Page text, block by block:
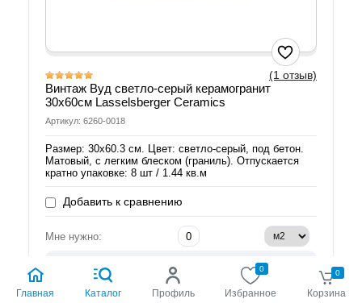
(1 отзыв)
Винтаж Вуд светло-серый керамогранит
30х60см Lasselsberger Ceramics
Артикул: 6260-0018
Размер: 30х60.3 см. Цвет: светло-серый, под бетон.
Матовый, с легким блеском (граниль). Отпускается
кратно упаковке: 8 шт / 1.44 кв.м
Добавить к сравнению
Мне нужно:
Акция: Скидки от объема
Главная Каталог Профиль
0
Избранное
0
Корзина